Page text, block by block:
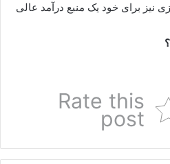
نیز برای خود یک منبع درآمد عالی
Rate this
post